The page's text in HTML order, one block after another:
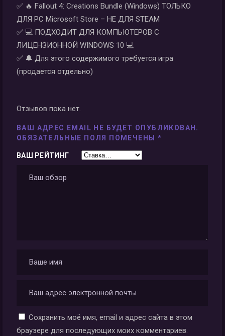
✅ 🔥 Fallout 4: Creations Bundle (Windows) ТОЛЬКО
ДЛЯ PC Microsoft Store – НЕ ДЛЯ STEAM
✅ 💻 ПОДХОДИТ ДЛЯ КОМПЬЮТЕРОВ С
ЛИЦЕНЗИОННОЙ WINDOWS 10 💻
✅ 🔔 Для этого содержимого требуется игра
(продается отдельно)
Отзывов пока нет.
ВАШ АДРЕС EMAIL НЕ БУДЕТ ОПУБЛИКОВАН.
ОБЯЗАТЕЛЬНЫЕ ПОЛЯ ПОМЕЧЕНЫ *
ВАШ РЕЙТИНГ
Сохранить моё имя, email и адрес сайта в этом
браузере для последующих моих комментариев.